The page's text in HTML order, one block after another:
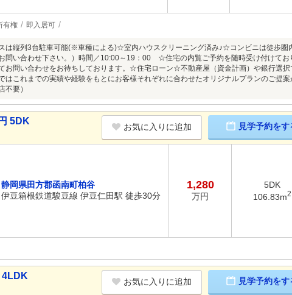
有権 即入居可
は縦列3台駐車可能(※車種による)☆室内ハウスクリーニング済み♪☆コンビニは徒歩圏
お問い合わせ下さい。）時間／10:00～19：00 ☆住宅の内覧ご予約を随時受け付けて
お問い合わせをお待ちしております。☆住宅ローン☆不動産屋（資金計画）や銀行選
これまでの実績や経験をもとにお客様それぞれに合わせたオリジナルプランのご提
不要）
5DK
お気に入りに追加 見学予約をす
静岡県田方郡函南町柏谷
伊豆箱根鉄道駿豆線 伊豆仁田駅 徒歩30分
1,280
万円
5DK
106.83m2
4LDK
お気に入りに追加 見学予約をす